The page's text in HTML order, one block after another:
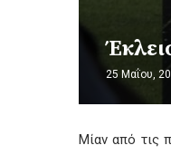
25 Μαΐου,
Μίαν από τις